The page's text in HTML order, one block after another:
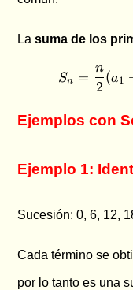
Lasuma de los
Sn =
2
n (a1
Ejemplos con
Ejemplo 1:
Sucesión: 0, 6, 12,
Cada término se
por lo tanto es una